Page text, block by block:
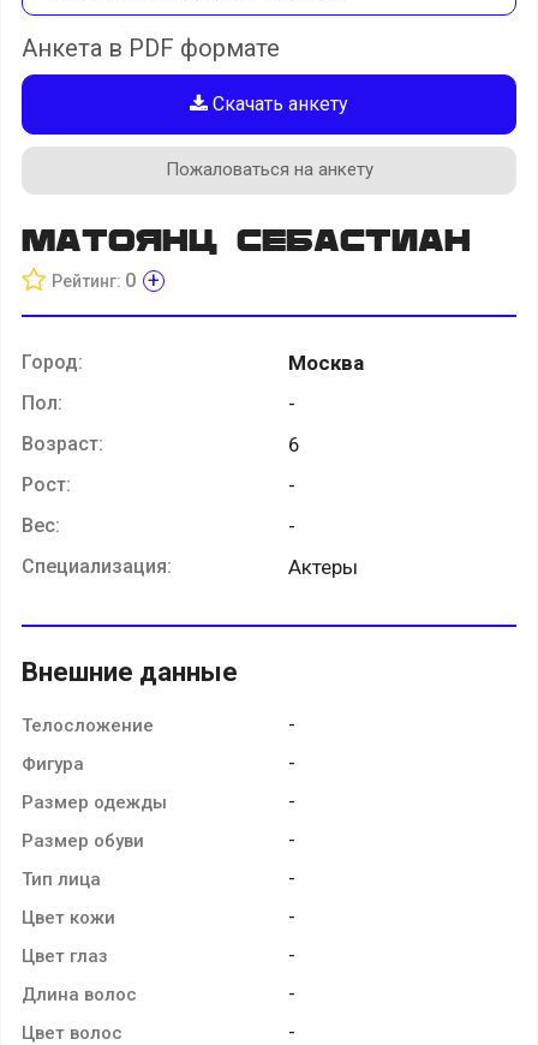
Анкета в PDF формате
Скачать анкету
Пожаловаться на анкету
Матоянц Себастиан
Рейтинг: 0 +
Город: Москва
Пол: -
Возраст: 6
Рост: -
Вес: -
Специализация: Актеры
Внешние данные
Телосложение -
Фигура -
Размер одежды -
Размер обуви -
Тип лица -
Цвет кожи -
Цвет глаз -
Длина волос -
Цвет волос -